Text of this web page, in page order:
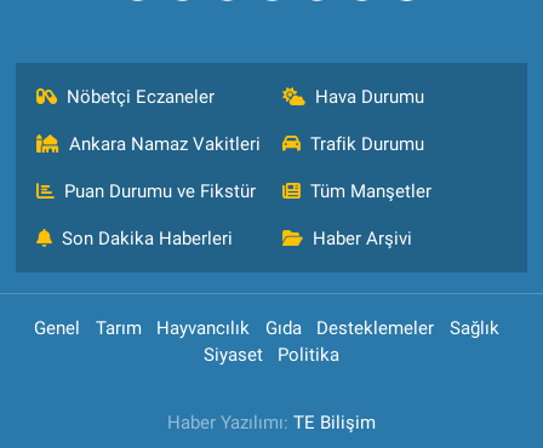
Nöbetçi Eczaneler Hava Durumu
Ankara Namaz Vakitleri Trafik Durumu
Puan Durumu ve Fikstür Tüm Manşetler
Son Dakika Haberleri Haber Arşivi
Genel Tarım Hayvancılık Gıda Desteklemeler
Sağlık
Siyaset
Politika
Haber Yazılımı: TE Bilişim